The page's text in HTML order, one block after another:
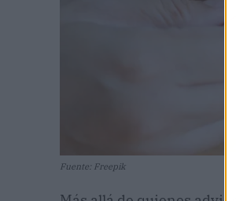
Fuente: Freepik